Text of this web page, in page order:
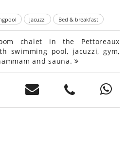
Jacuzzi Bed & breakfast
chalet in the Pettoreaux
swimming pool, jacuzzi, gym,
and sauna.